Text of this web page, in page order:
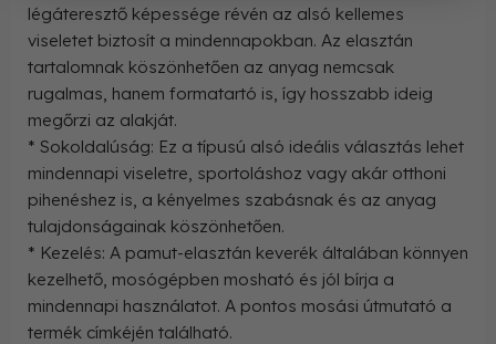
légáteresztő képessége révén az alsó kellemes
viseletet biztosít a mindennapokban. Az elasztán
tartalomnak köszönhetően az anyag nemcsak
rugalmas, hanem formatartó is, így hosszabb ideig
megőrzi az alakját.
* Sokoldalúság: Ez a típusú alsó ideális választás lehet
mindennapi viseletre, sportoláshoz vagy akár otthoni
pihenéshez is, a kényelmes szabásnak és az anyag
tulajdonságainak köszönhetően.
* Kezelés: A pamut-elasztán keverék általában könnyen
kezelhető, mosógépben mosható és jól bírja a
mindennapi használatot. A pontos mosási útmutató a
termék címkéjén található.